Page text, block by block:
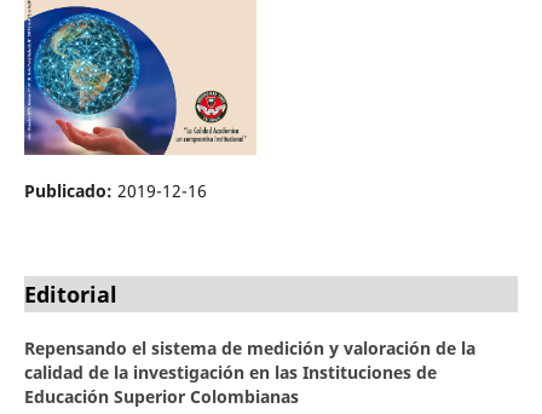
Publicado: 2019-12-16
Editorial
Repensando el sistema de medición y valoración de la
calidad de la investigación en las Instituciones de
Educación Superior Colombianas